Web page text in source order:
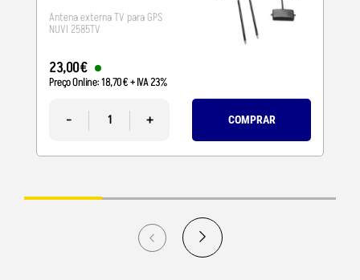
Antena externa TV para GPS
NUVI 2585TV
23,00€
Preço Online:18,70€+ IVA 23%
- + COMPRAR